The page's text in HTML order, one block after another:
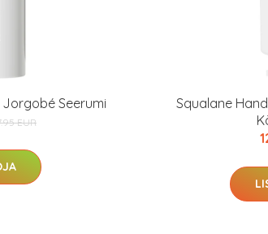
Jorgobé Seerumi
EUR
Squalane